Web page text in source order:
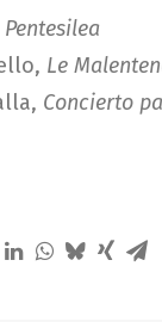
Pentesilea
Le
Concierto